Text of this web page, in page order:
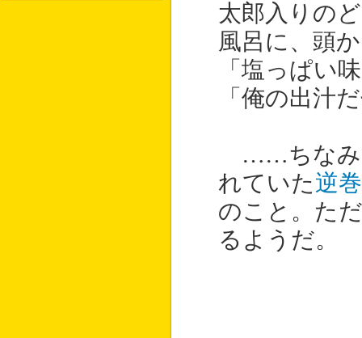
太郎入りの
風呂に、頭
「塩っぱ
「俺の出汁
……ちなみ
れていた逆
のこと。た
るようだ。